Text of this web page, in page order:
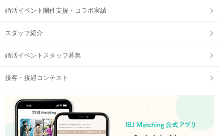
婚活イベント開催支援・コラボ実績
スタッフ紹介
婚活イベントスタッフ募集
接客・接遇コンテスト